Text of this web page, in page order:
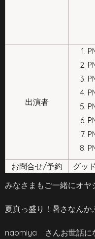
出演者
お問合せ/予約
グッ
みなさまもご一緒にオ
夏真っ盛り！暑さなん
naomiya さんお世話に